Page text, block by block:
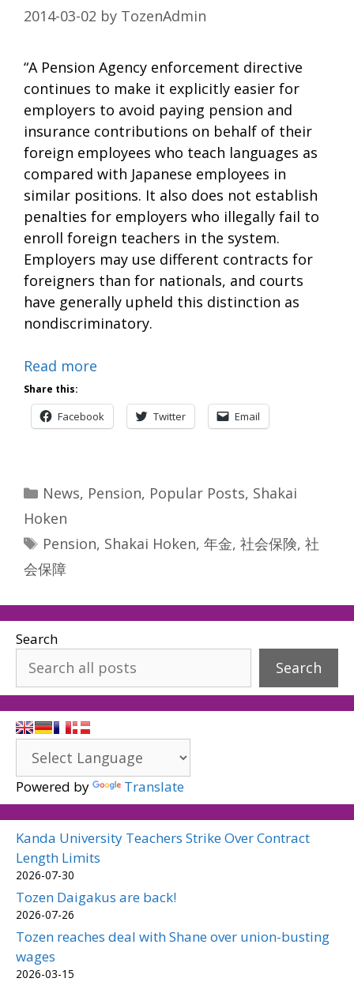
2014-03-02 by TozenAdmin
“A Pension Agency enforcement directive
continues to make it explicitly easier for
employers to avoid paying pension and
insurance contributions on behalf of their
foreign employees who teach languages as
compared with Japanese employees in
similar positions. It also does not establish
penalties for employers who illegally fail to
enroll foreign teachers in the system.
Employers may use different contracts for
foreigners than for nationals, and courts
have generally upheld this distinction as
nondiscriminatory.
Read more
Share this:
Facebook Twitter Email
Categories
News, Pension, Popular Posts, Shakai
Hoken
Tags
Pension, Shakai Hoken, 年金, 社会保険, 社
会保障
Search
Search
Powered by Translate
Kanda University Teachers Strike Over Contract
Length Limits
2026-07-30
Tozen Daigakus are back!
2026-07-26
Tozen reaches deal with Shane over union-busting
wages
2026-03-15